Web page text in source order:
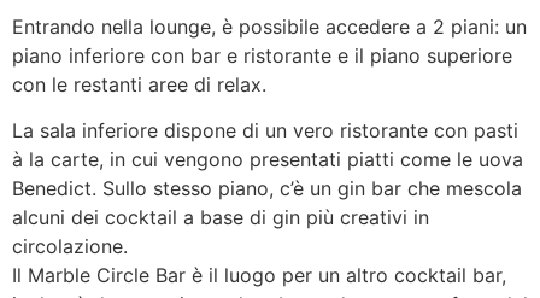
Entrando nella lounge, è possibile accedere a 2 piani: un
piano inferiore con bar e ristorante e il piano superiore
con le restanti aree di relax.
La sala inferiore dispone di un vero ristorante con pasti
à la carte, in cui vengono presentati piatti come le uova
Benedict. Sullo stesso piano, c’è un gin bar che mescola
alcuni dei cocktail a base di gin più creativi in ​​
circolazione.
Il Marble Circle Bar è il luogo per un altro cocktail bar,